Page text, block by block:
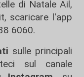
di Natale Ail,
scaricare l'app
6060.
sulle principali
sul canale